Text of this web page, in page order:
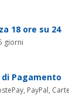
18 ore su 24
giorni
Pagamento
PayPal, Carte